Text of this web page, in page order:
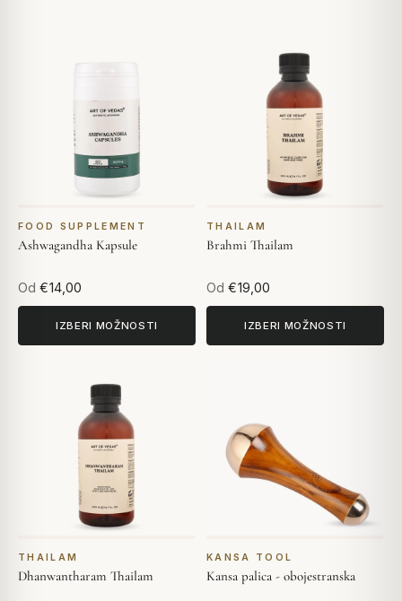
FOOD SUPPLEMENT
Ashwagandha Kapsule
Od €14,00
IZBERI MOŽNOSTI
THAILAM
Brahmi Thailam
Od €19,00
IZBERI MOŽNOSTI
THAILAM
Dhanwantharam Thailam
KANSA TOOL
Kansa palica - obojestranska